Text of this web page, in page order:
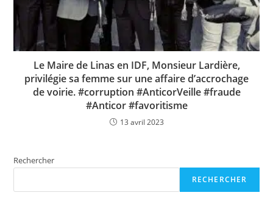
Le Maire de Linas en IDF, Monsieur Lardière,
privilégie sa femme sur une affaire d’accrochage
de voirie. #corruption #AnticorVeille #fraude
#Anticor #favoritisme
13 avril 2023
Rechercher
RECHERCHER